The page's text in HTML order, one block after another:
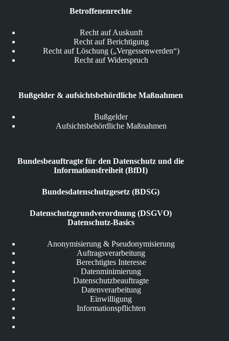
Betroffenenrechte
Recht auf Auskunft
Recht auf Berichtigung
Recht auf Löschung („Vergessenwerden“)
Recht auf Widerspruch
Bußgelder & aufsichtsbehördliche Maßnahmen
Bußgelder
Aufsichtsbehördliche Maßnahmen
Bundesbeauftragte für den Datenschutz und die
Informationsfreiheit (BfDI)
Bundesdatenschutzgesetz (BDSG)
Datenschutzgrundverordnung (DSGVO)
Datenschutz-Basics
Anonymisierung & Pseudonymisierung
Auftragsverarbeitung
Berechtigtes Interesse
Datenminimierung
Datenschutzbeauftragte
Datenverarbeitung
Einwilligung
Informationspflichten